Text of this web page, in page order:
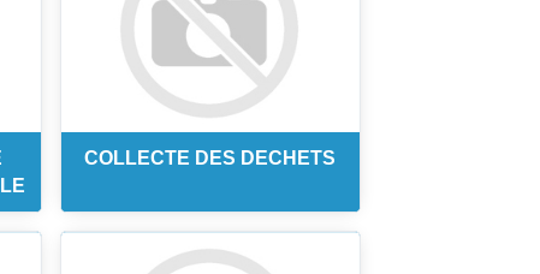
COLLECTE DES DECHETS